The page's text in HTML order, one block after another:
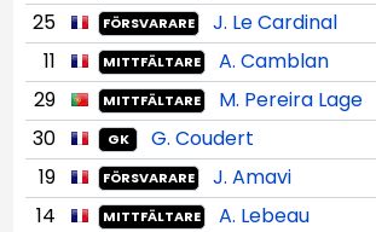
25 FÖRSVARARE J. Le Cardinal
11 MITTFÄLTARE A. Camblan
29 MITTFÄLTARE
M. Pereira Lage
30
GK
G. Coudert
19
FÖRSVARARE
J. Amavi
14
MITTFÄLTARE A. Lebeau